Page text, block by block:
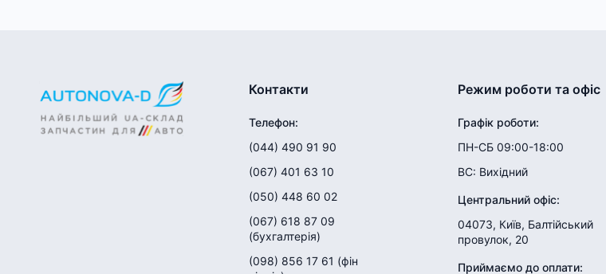
Контакти
Телефон:
(044) 490 91 90
(067) 401 63 10
(050) 448 60 02
(067) 618 87 09
(бухгалтерія)
(098) 856 17 61 (фін
Режим роботи та офіс
Графік роботи:
ПН-СБ 09:00-18:00
ВС: Вихідний
Центральний офіс:
04073, Київ, Балтійський
провулок, 20
Приймаємо до оплати: